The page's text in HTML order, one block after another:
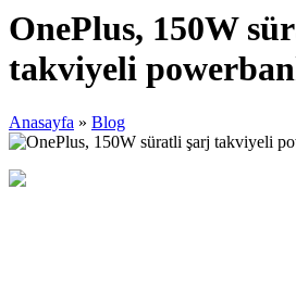
OnePlus, 150W
takviyeli
Anasayfa » Blog